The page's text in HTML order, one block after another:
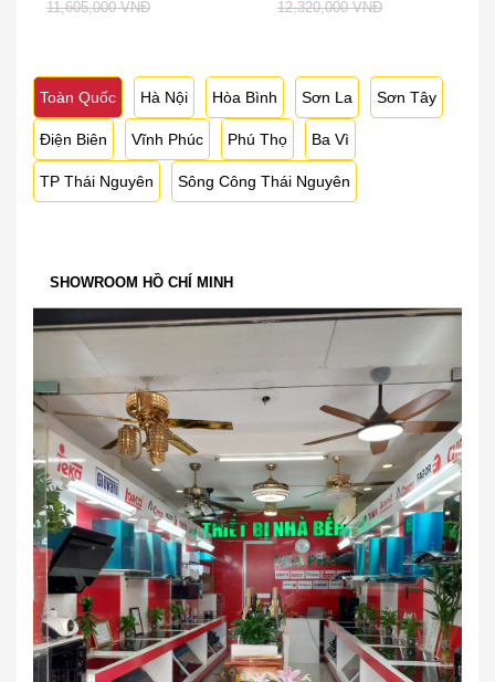
11,605,000 VNĐ 12,320,000 VNĐ
Toàn Quốc Hà Nội Hòa Bình Sơn La Sơn Tây
Điện Biên Vĩnh Phúc Phú Thọ Ba Vì
TP Thái Nguyên Sông Công Thái Nguyên
SHOWROOM HỒ CHÍ MINH